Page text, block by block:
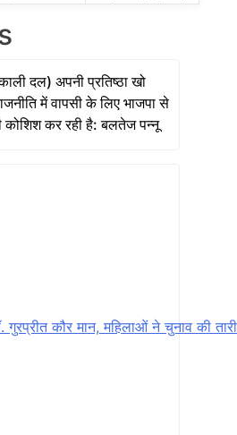
दल) अपनी प्रतिष्ठा खो
में वापसी के लिए भाजपा से
कर रही है: बलतेज पन्नू